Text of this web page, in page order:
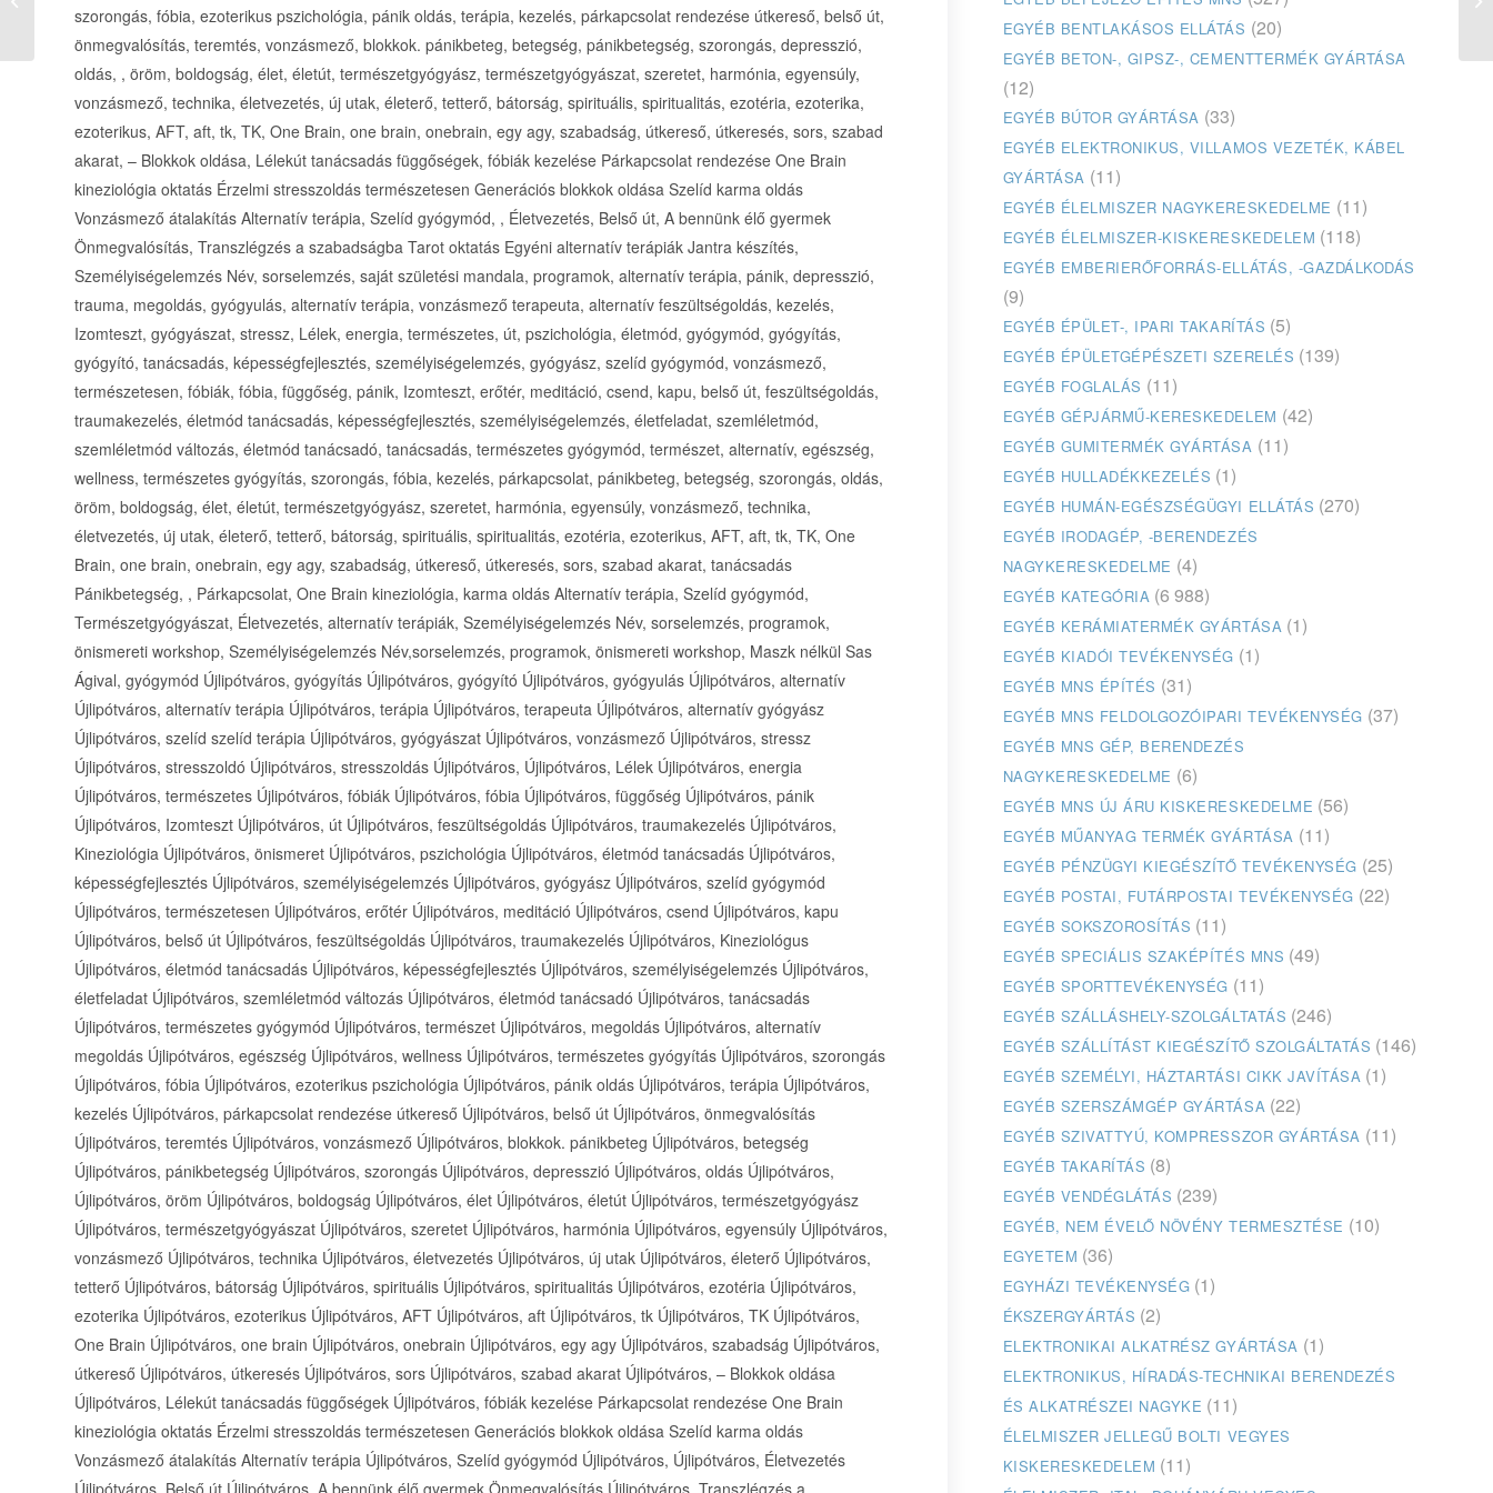
EGYÉB BENTLAKÁSOS ELLÁTÁS (20)
EGYÉB BETON-, GIPSZ-, CEMENTTERMÉK GYÁRTÁSA
(12)
EGYÉB BÚTOR GYÁRTÁSA (33)
EGYÉB ELEKTRONIKUS, VILLAMOS VEZETÉK, KÁBEL
GYÁRTÁSA (11)
EGYÉB ÉLELMISZER NAGYKERESKEDELME (11)
EGYÉB ÉLELMISZER-KISKERESKEDELEM (118)
EGYÉB EMBERIERŐFORRÁS-ELLÁTÁS, -GAZDÁLKODÁS
(9)
EGYÉB ÉPÜLET-, IPARI TAKARÍTÁS (5)
EGYÉB ÉPÜLETGÉPÉSZETI SZERELÉS (139)
EGYÉB FOGLALÁS (11)
EGYÉB GÉPJÁRMŰ-KERESKEDELEM (42)
EGYÉB GUMITERMÉK GYÁRTÁSA (11)
EGYÉB HULLADÉKKEZELÉS (1)
EGYÉB HUMÁN-EGÉSZSÉGÜGYI ELLÁTÁS (270)
EGYÉB IRODAGÉP, -BERENDEZÉS
NAGYKERESKEDELME (4)
EGYÉB KATEGÓRIA (6 988)
EGYÉB KERÁMIATERMÉK GYÁRTÁSA (1)
EGYÉB KIADÓI TEVÉKENYSÉG (1)
EGYÉB MNS ÉPÍTÉS (31)
EGYÉB MNS FELDOLGOZÓIPARI TEVÉKENYSÉG (37)
EGYÉB MNS GÉP, BERENDEZÉS
NAGYKERESKEDELME (6)
EGYÉB MNS ÚJ ÁRU KISKERESKEDELME (56)
EGYÉB MŰANYAG TERMÉK GYÁRTÁSA (11)
EGYÉB PÉNZÜGYI KIEGÉSZÍTŐ TEVÉKENYSÉG (25)
EGYÉB POSTAI, FUTÁRPOSTAI TEVÉKENYSÉG (22)
EGYÉB SOKSZOROSÍTÁS (11)
EGYÉB SPECIÁLIS SZAKÉPÍTÉS MNS (49)
EGYÉB SPORTTEVÉKENYSÉG (11)
EGYÉB SZÁLLÁSHELY-SZOLGÁLTATÁS (246)
EGYÉB SZÁLLÍTÁST KIEGÉSZÍTŐ SZOLGÁLTATÁS (146)
EGYÉB SZEMÉLYI, HÁZTARTÁSI CIKK JAVÍTÁSA (1)
EGYÉB SZERSZÁMGÉP GYÁRTÁSA (22)
EGYÉB SZIVATTYÚ, KOMPRESSZOR GYÁRTÁSA (11)
EGYÉB TAKARÍTÁS (8)
EGYÉB VENDÉGLÁTÁS (239)
EGYÉB, NEM ÉVELŐ NÖVÉNY TERMESZTÉSE (10)
EGYETEM (36)
EGYHÁZI TEVÉKENYSÉG (1)
ÉKSZERGYÁRTÁS (2)
ELEKTRONIKAI ALKATRÉSZ GYÁRTÁSA (1)
ELEKTRONIKUS, HÍRADÁS-TECHNIKAI BERENDEZÉS
ÉS ALKATRÉSZEI NAGYKE (11)
ÉLELMISZER JELLEGŰ BOLTI VEGYES
KISKERESKEDELEM (11)